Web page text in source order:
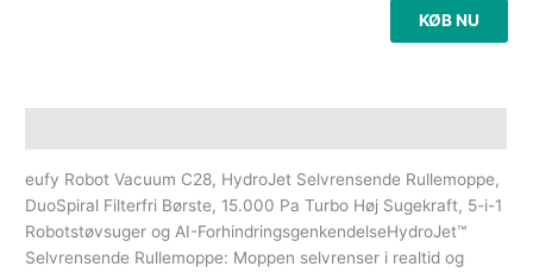
KØB NU
eufy Robot Vacuum C28, HydroJet Selvrensende Rullemoppe,
DuoSpiral Filterfri Børste, 15.000 Pa Turbo Høj Sugekraft, 5-i-1
Robotstøvsuger og AI-ForhindringsgenkendelseHydroJet™
Selvrensende Rullemoppe: Moppen selvrenser i realtid og